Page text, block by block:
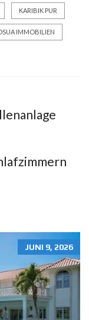
KARIBIK PUR
IMMOBILIEN
JUNI 9, 2026